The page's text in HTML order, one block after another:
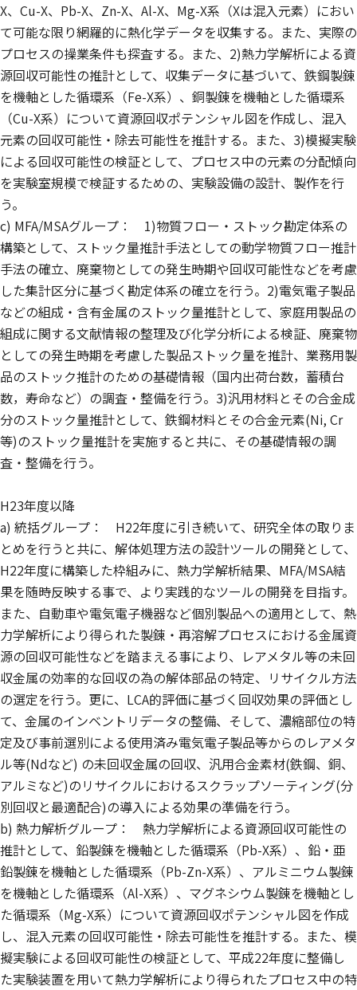
X、Cu-X、Pb-X、Zn-X、Al-X、Mg-X系（Xは混入元素）におい
て可能な限り網羅的に熱化学データを収集する。また、実際の
プロセスの操業条件も探査する。また、2)熱力学解析による資
源回収可能性の推計として、収集データに基づいて、鉄鋼製錬
を機軸とした循環系（Fe-X系）、銅製錬を機軸とした循環系
（Cu-X系）について資源回収ポテンシャル図を作成し、混入
元素の回収可能性・除去可能性を推計する。また、3)模擬実験
による回収可能性の検証として、プロセス中の元素の分配傾向
を実験室規模で検証するための、実験設備の設計、製作を行
う。
c) MFA/MSAグループ： 1)物質フロー・ストック勘定体系の
構築として、ストック量推計手法としての動学物質フロー推計
手法の確立、廃棄物としての発生時期や回収可能性などを考慮
した集計区分に基づく勘定体系の確立を行う。2)電気電子製品
などの組成・含有金属のストック量推計として、家庭用製品の
組成に関する文献情報の整理及び化学分析による検証、廃棄物
としての発生時期を考慮した製品ストック量を推計、業務用製
品のストック推計のための基礎情報（国内出荷台数，蓄積台
数，寿命など）の調査・整備を行う。3)汎用材料とその合金成
分のストック量推計として、鉄鋼材料とその合金元素(Ni, Cr
等)のストック量推計を実施すると共に、その基礎情報の調
査・整備を行う。
H23年度以降
a) 統括グループ： H22年度に引き続いて、研究全体の取りま
とめを行うと共に、解体処理方法の設計ツールの開発として、
H22年度に構築した枠組みに、熱力学解析結果、MFA/MSA結
果を随時反映する事で、より実践的なツールの開発を目指す。
また、自動車や電気電子機器など個別製品への適用として、熱
力学解析により得られた製錬・再溶解プロセスにおける金属資
源の回収可能性などを踏まえる事により、レアメタル等の未回
収金属の効率的な回収の為の解体部品の特定、リサイクル方法
の選定を行う。更に、LCA的評価に基づく回収効果の評価とし
て、金属のインベントリデータの整備、そして、濃縮部位の特
定及び事前選別による使用済み電気電子製品等からのレアメタ
ル等(Ndなど) の未回収金属の回収、汎用合金素材(鉄鋼、銅、
アルミなど)のリサイクルにおけるスクラップソーティング(分
別回収と最適配合)の導入による効果の準備を行う。
b) 熱力解析グループ： 熱力学解析による資源回収可能性の
推計として、鉛製錬を機軸とした循環系（Pb-X系）、鉛・亜
鉛製錬を機軸とした循環系（Pb-Zn-X系）、アルミニウム製錬
を機軸とした循環系（Al-X系）、マグネシウム製錬を機軸とし
た循環系（Mg-X系）について資源回収ポテンシャル図を作成
し、混入元素の回収可能性・除去可能性を推計する。また、模
擬実験による回収可能性の検証として、平成22年度に整備し
た実験装置を用いて熱力学解析により得られたプロセス中の特